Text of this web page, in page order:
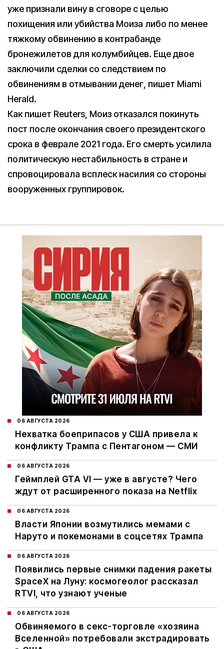
уже признали вину в сговоре с целью
похищения или убийства Моиза либо по менее
тяжкому обвинению в контрабанде
бронежилетов для колумбийцев. Еще двое
заключили сделки со следствием по
обвинениям в отмывании денег, пишет Miami
Herald.
Как пишет Reuters, Моиз отказался покинуть
пост после окончания своего президентского
срока в феврале 2021 года. Его смерть усилила
политическую нестабильность в стране и
спровоцировала всплеск насилия со стороны
вооруженных группировок.
06 АВГУСТА 2026
Нехватка боеприпасов у США привела к
конфликту Трампа с Пентагоном — СМИ
06 АВГУСТА 2026
Геймплей GTA VI — уже в августе? Чего
ждут от расширенного показа на Netflix
06 АВГУСТА 2026
Власти Японии возмутились мемами с
Наруто и покемонами в соцсетях Трампа
06 АВГУСТА 2026
Появились первые снимки падения ракеты
SpaceX на Луну: космогеолог рассказал
RTVI, что узнают ученые
06 АВГУСТА 2026
Обвиняемого в секс-торговле «хозяина
Вселенной» потребовали экстрадировать